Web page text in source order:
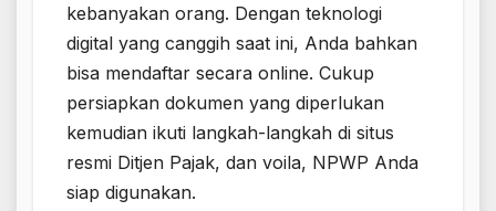
kebanyakan orang. Dengan teknologi
digital yang canggih saat ini, Anda bahkan
bisa mendaftar secara online. Cukup
persiapkan dokumen yang diperlukan
kemudian ikuti langkah-langkah di situs
resmi Ditjen Pajak, dan voila, NPWP Anda
siap digunakan.